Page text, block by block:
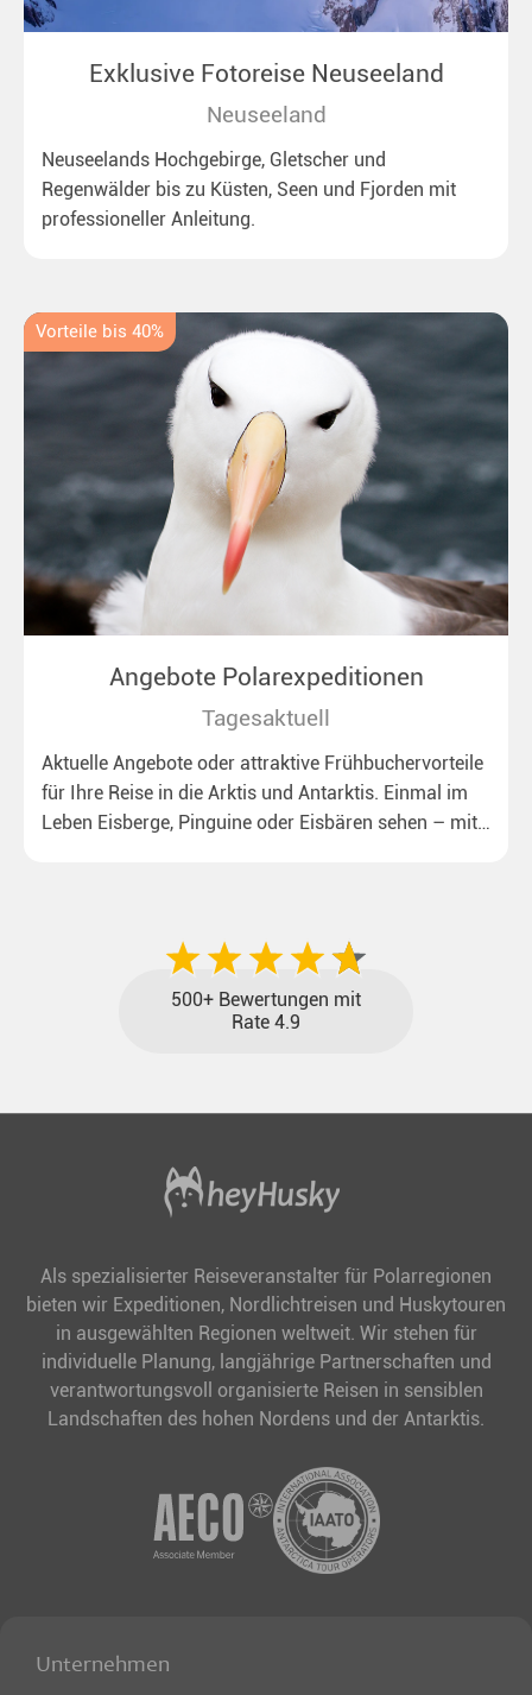
Exklusive Fotoreise Neuseeland
Neuseeland
Neuseelands Hochgebirge, Gletscher und
Regenwälder bis zu Küsten, Seen und Fjorden mit
professioneller Anleitung.
Vorteile bis 40%
Angebote Polarexpeditionen
Tagesaktuell
Aktuelle Angebote oder attraktive Frühbuchervorteile
für Ihre Reise in die Arktis und Antarktis. Einmal im
Leben Eisberge, Pinguine oder Eisbären sehen – mit
500+ Bewertungen mit
Rate 4.9
Als spezialisierter Reiseveranstalter für Polarregionen
bieten wir Expeditionen, Nordlichtreisen und Huskytouren
in ausgewählten Regionen weltweit. Wir stehen für
individuelle Planung, langjährige Partnerschaften und
verantwortungsvoll organisierte Reisen in sensiblen
Landschaften des hohen Nordens und der Antarktis.
Unternehmen